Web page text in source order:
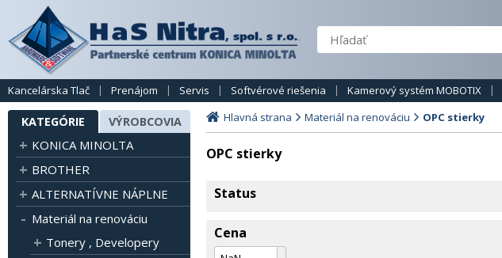
Kancelárska Tlač Prenájom Servis Softvérové riešenia Kamerový systém MOBOTIX
KATEGÓRIE VÝROBCOVIA
KONICA MINOLTA
BROTHER
ALTERNATÍVNE NÁPLNE
Materiál na renováciu
Tonery , Developery
Hlavná strana Materiál na renováciu OPC stierky
OPC stierky
Status
Cena